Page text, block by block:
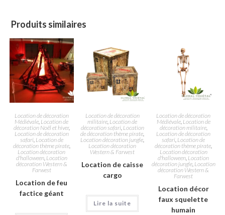
Produits similaires
Location de décoration
Médiévale, Location de
décoration Noël et hiver,
Location de décoration
safari, Location de
décoration thème pirate,
Location décoration
d'halloween, Location
décoration Western &
Farwest
Location de feu
factice géant
Location de décoration
militaire, Location de
décoration safari, Location
de décoration thème pirate,
Location décoration jungle,
Location décoration
Western & Farwest
Location de caisse
cargo
Lire la suite
Location de décoration
Médiévale, Location de
décoration militaire,
Location de décoration
safari, Location de
décoration thème pirate,
Location décoration
d'halloween, Location
décoration jungle, Location
décoration Western &
Farwest
Location décor
faux squelette
humain